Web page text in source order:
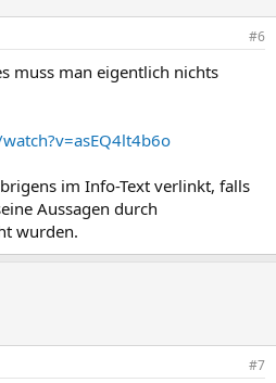
#6
muss man eigentlich nichts
im Info-Text verlinkt, falls
Aussagen durch
wurden.
#7